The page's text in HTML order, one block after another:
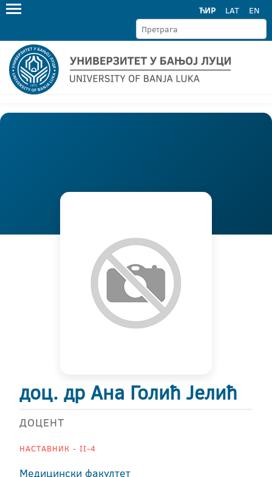
ЋИР LAT EN
доц. др Ана Голић Јелић
ДОЦЕНТ
НАСТАВНИК - II-4
Медицински факултет